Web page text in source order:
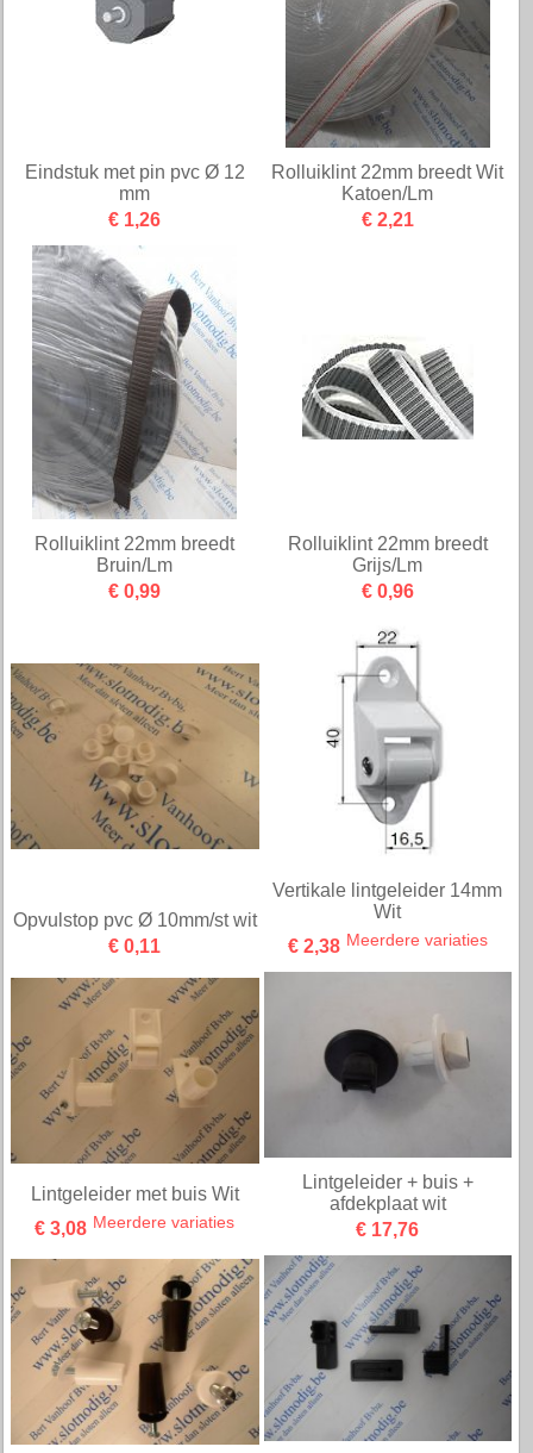
Eindstuk met pin pvc Ø 12
mm
€ 1,26
Rolluiklint 22mm breedt Wit
Katoen/Lm
€ 2,21
Rolluiklint 22mm breedt
Bruin/Lm
€ 0,99
Rolluiklint 22mm breedt
Grijs/Lm
€ 0,96
Opvulstop pvc Ø 10mm/st wit
€ 0,11
Vertikale lintgeleider 14mm
Wit
€ 2,38 Meerdere variaties
Lintgeleider met buis Wit
€ 3,08 Meerdere variaties
Lintgeleider + buis +
afdekplaat wit
€ 17,76